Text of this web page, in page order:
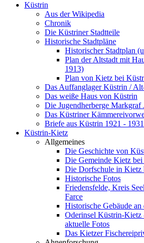
Küstrin
Aus der Wikipedia
Chronik
Die Küstriner Stadtteile
Historische Stadtpläne
Historischer Stadtplan
Plan der Altstadt mit
1913)
Plan von Kietz bei
Das Auffanglager Küstrin /
Das weiße Haus von Küstrin
Die Jugendherberge Markgraf
Das Küstriner
Briefe aus Küstrin 1921 - 1931
Küstrin-Kietz
Allgemeines
Die Geschichte von
Die Gemeinde Kietz
Die Dorfschule in Kietz
Historische Fotos
Friedensfelde, Kreis
Farce
Historische Gebäude
Oderinsel Küstrin-Kietz
aktuelle Fotos
Das Kietzer